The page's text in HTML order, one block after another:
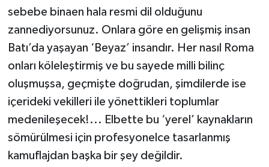
sebebe binaen hala resmi dil olduğunu
zannediyorsunuz. Onlara göre en gelişmiş insan
Batı’da yaşayan ‘Beyaz’ insandır. Her nasıl Roma
onları köleleştirmiş ve bu sayede milli bilinç
oluşmuşsa, geçmişte doğrudan, şimdilerde ise
içerideki vekilleri ile yönettikleri toplumlar
medenileşecek!... Elbette bu ‘yerel’ kaynakların
sömürülmesi için profesyonelce tasarlanmış
kamuflajdan başka bir şey değildir.